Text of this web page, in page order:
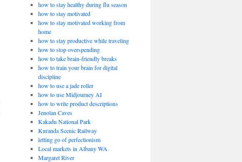
how to stay healthy during flu season
how to stay motivated
how to stay motivated working from
home
how to stay productive while traveling
how to stop overspending
how to take brain-friendly breaks
how to train your brain for digital
discipline
how to use a jade roller
how to use Midjourney AI
how to write product descriptions
Jenolan Caves
Kakadu National Park
Kuranda Scenic Railway
letting go of perfectionism
Local markets in Albany WA
Margaret River